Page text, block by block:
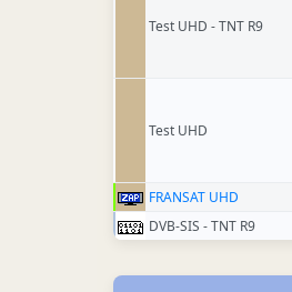
Test UHD - TNT R9
Test UHD
FRANSAT UHD
DVB-SIS - TNT R9